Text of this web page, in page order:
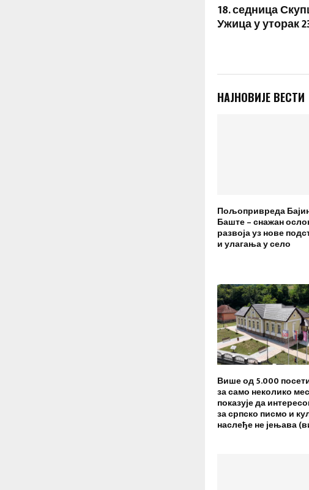
18. седница
Ужица у уторак
НАЈНОВИЈЕ ВЕСТИ
Пољопривреда
Баште – снажан
развоја уз нове
и улагања у село
Више од 5.000
за само неколико
показује да
за српско писмо и
наслеђе не јењава